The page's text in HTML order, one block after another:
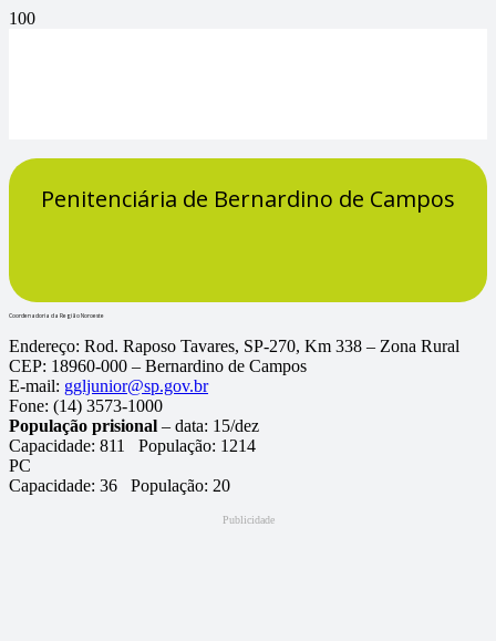
Penitenciária de Bernardino de Campos
Coordenadoria da Região Noroeste
Endereço: Rod. Raposo Tavares, SP-270, Km 338 – Zona Rural
CEP: 18960-000 – Bernardino de Campos
E-mail: ggljunior@sp.gov.br
Fone: (14) 3573-1000
População prisional – data: 15/dez
Capacidade: 811 População: 1214
PC
Capacidade: 36 População: 20
Publicidade